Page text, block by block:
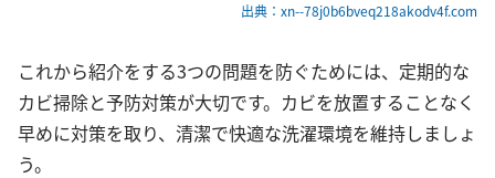
出典：xn--78j0b6bveq218akodv4f.com
これから紹介をする3つの問題を防ぐためには、定期的な
カビ掃除と予防対策が大切です。カビを放置することなく
早めに対策を取り、清潔で快適な洗濯環境を維持しましょ
う。